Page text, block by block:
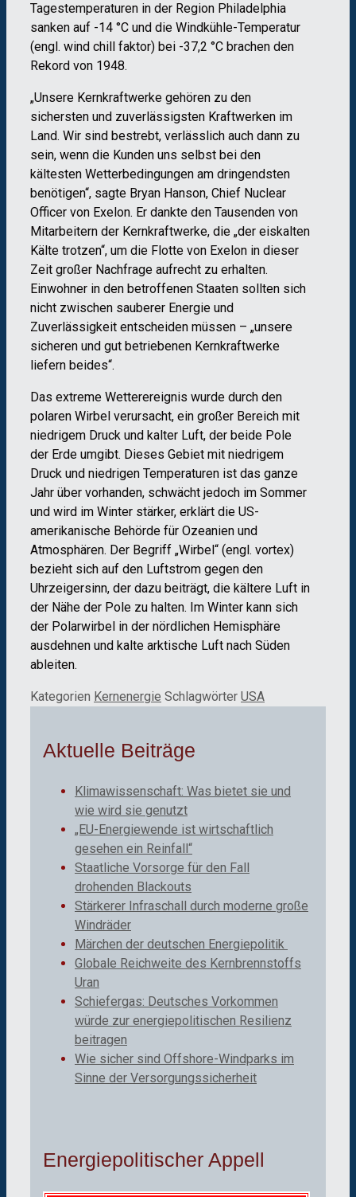
Tagestemperaturen in der Region Philadelphia
sanken auf -14 °C und die Windkühle-Temperatur
(engl. wind chill faktor) bei -37,2 °C brachen den
Rekord von 1948.
„Unsere Kernkraftwerke gehören zu den
sichersten und zuverlässigsten Kraftwerken im
Land. Wir sind bestrebt, verlässlich auch dann zu
sein, wenn die Kunden uns selbst bei den
kältesten Wetterbedingungen am dringendsten
benötigen“, sagte Bryan Hanson, Chief Nuclear
Officer von Exelon. Er dankte den Tausenden von
Mitarbeitern der Kernkraftwerke, die „der eiskalten
Kälte trotzen“, um die Flotte von Exelon in dieser
Zeit großer Nachfrage aufrecht zu erhalten.
Einwohner in den betroffenen Staaten sollten sich
nicht zwischen sauberer Energie und
Zuverlässigkeit entscheiden müssen – „unsere
sicheren und gut betriebenen Kernkraftwerke
liefern beides“.
Das extreme Wetterereignis wurde durch den
polaren Wirbel verursacht, ein großer Bereich mit
niedrigem Druck und kalter Luft, der beide Pole
der Erde umgibt. Dieses Gebiet mit niedrigem
Druck und niedrigen Temperaturen ist das ganze
Jahr über vorhanden, schwächt jedoch im Sommer
und wird im Winter stärker, erklärt die US-
amerikanische Behörde für Ozeanien und
Atmosphären. Der Begriff „Wirbel“ (engl. vortex)
bezieht sich auf den Luftstrom gegen den
Uhrzeigersinn, der dazu beiträgt, die kältere Luft in
der Nähe der Pole zu halten. Im Winter kann sich
der Polarwirbel in der nördlichen Hemisphäre
ausdehnen und kalte arktische Luft nach Süden
ableiten.
Kategorien Kernenergie Schlagwörter USA
Aktuelle Beiträge
Klimawissenschaft: Was bietet sie und
wie wird sie genutzt
„EU-Energiewende ist wirtschaftlich
gesehen ein Reinfall“
Staatliche Vorsorge für den Fall
drohenden Blackouts
Stärkerer Infraschall durch moderne große
Windräder
Märchen der deutschen Energiepolitik
Globale Reichweite des Kernbrennstoffs
Uran
Schiefergas: Deutsches Vorkommen
würde zur energiepolitischen Resilienz
beitragen
Wie sicher sind Offshore-Windparks im
Sinne der Versorgungssicherheit
Energiepolitischer Appell